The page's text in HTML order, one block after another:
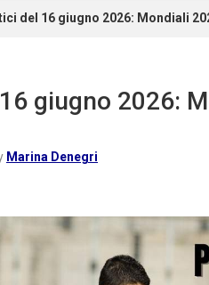
del 16 giugno 2026: Mondiali
giugno 2026:
Marina Denegri